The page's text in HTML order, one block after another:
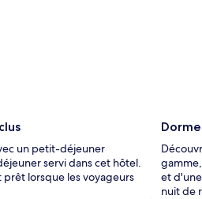
un petit-déjeuner
servi dans cet hôtel.
prêt lorsque les voyageurs
et
nuit de